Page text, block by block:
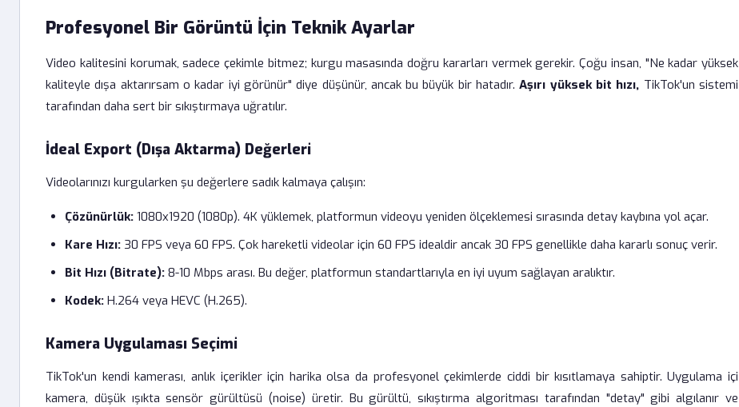
Profesyonel Bir Görüntü İçin Teknik Ayarlar
Video kalitesini korumak, sadece çekimle bitmez; kurgu masasında doğru kararları vermek gerekir. Çoğu insan, "Ne kadar yüksek
kaliteyle dışa aktarırsam o kadar iyi görünür" diye düşünür, ancak bu büyük bir hatadır.Aşırı yüksek bit hızı, TikTok'un sistemi
tarafından daha sert bir sıkıştırmaya uğratılır.
İdeal Export (Dışa Aktarma) Değerleri
Videolarınızı kurgularken şu değerlere sadık kalmaya çalışın:
Çözünürlük: 1080x1920 (1080p). 4K yüklemek, platformun videoyu yeniden ölçeklemesi sırasında detay kaybına yol açar.
Kare Hızı: 30 FPS veya 60 FPS. Çok hareketli videolar için 60 FPS idealdir ancak 30 FPS genellikle daha kararlı sonuç verir.
Bit Hızı (Bitrate): 8-10 Mbps arası. Bu değer, platformun standartlarıyla en iyi uyum sağlayan aralıktır.
Kodek: H.264 veya HEVC (H.265).
Kamera Uygulaması Seçimi
TikTok'un kendi kamerası, anlık içerikler için harika olsa da profesyonel çekimlerde ciddi bir kısıtlamaya sahiptir. Uygulama içi
kamera, düşük ışıkta sensör gürültüsü (noise) üretir. Bu gürültü, sıkıştırma algoritması tarafından "detay" gibi algılanır ve